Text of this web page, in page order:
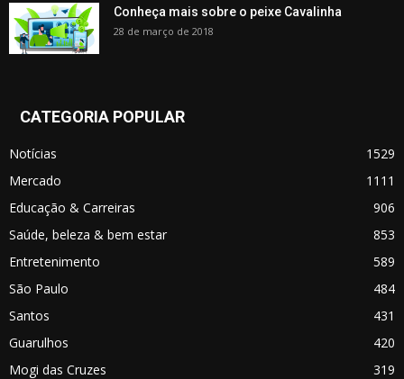
Conheça mais sobre o peixe Cavalinha
28 de março de 2018
CATEGORIA POPULAR
Notícias
1529
Mercado
1111
Educação & Carreiras
906
Saúde, beleza & bem estar
853
Entretenimento
589
São Paulo
484
Santos
431
Guarulhos
420
Mogi das Cruzes
319